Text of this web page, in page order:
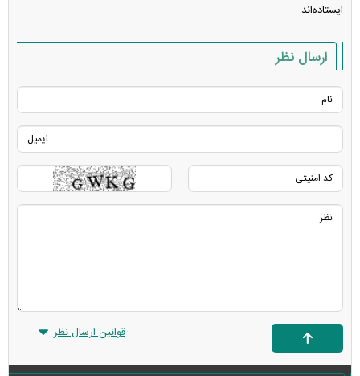
ایستاده‌اند
ارسال نظر
قوانین ارسال نظر